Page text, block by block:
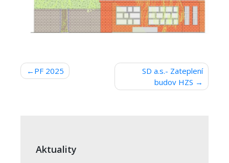
Aktuality
Navigace
PF 2025
SD a.s.- Zateplení
budov HZS